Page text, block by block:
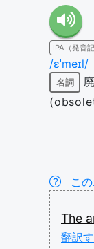
IPA（発音記
/ɛˈmeɪl/
名詞
こ
The
翻訳